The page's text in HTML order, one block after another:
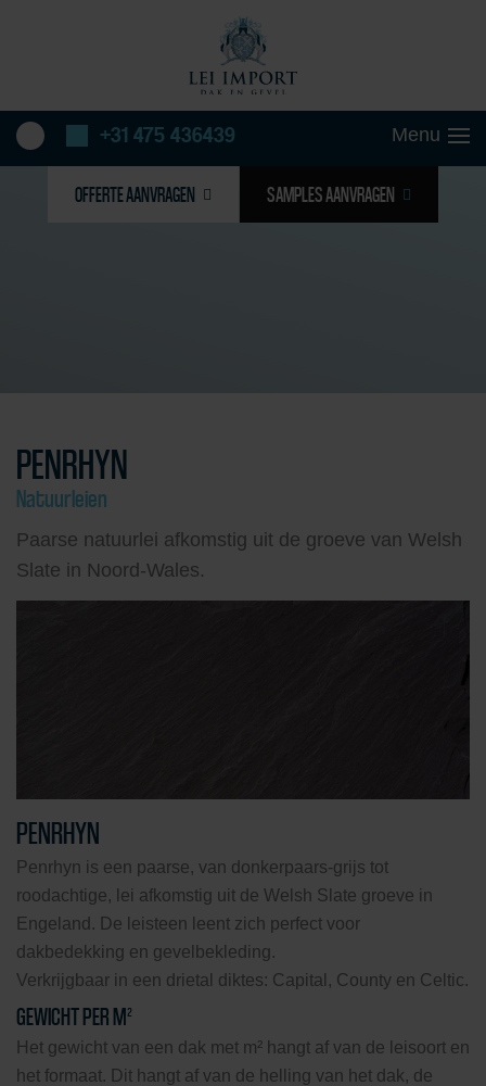
+31 475 436439
OFFERTE AANVRAGEN SAMPLES AANVRAGEN
PENRHYN
Natuurleien
Paarse natuurlei afkomstig uit de groeve van Welsh
Slate in Noord-Wales.
PENRHYN
Penrhyn is een paarse, van donkerpaars-grijs tot
roodachtige, lei afkomstig uit de Welsh Slate groeve in
Engeland. De leisteen leent zich perfect voor
dakbedekking en gevelbekleding.
Verkrijgbaar in een drietal diktes: Capital, County en Celtic.
GEWICHT PER M²
Het gewicht van een dak met m² hangt af van de leisoort en
het formaat. Dit hangt af van de helling van het dak, de